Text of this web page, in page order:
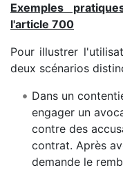
Exemples
l'article 700
Pour illustrer
deux scénarios
Dans un
engager un
contre des
contrat. Après
demande le